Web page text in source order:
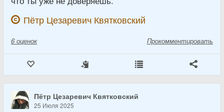
Пётр Цезаревич Квятковский
6 оценок Прокомментировать
Пётр Цезаревич Квятковский
25 Июля 2025